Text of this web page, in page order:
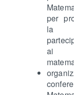
per
la
ai